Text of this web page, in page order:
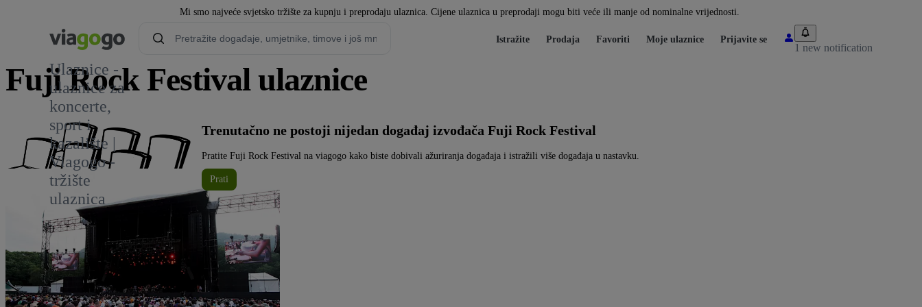
Mi smo najveće svjetsko tržište za kupnju i preprodaju ulaznica. Cijene ulaznica u preprodaji mogu biti veće ili manje od nominalne vrijednosti.
Ulaznice -
ulaznice za
koncerte,
sport i
kazalište |
Viagogo -
tržište
ulaznica
Istražite Prodaja Favoriti Moje ulaznice Prijavite se
1 new notification
Fuji Rock Festival ulaznice
Trenutačno ne postoji nijedan događaj izvođača Fuji Rock Festival
Pratite Fuji Rock Festival na viagogo kako biste dobivali ažuriranja događaja i istražili više događaja u nastavku.
Prati